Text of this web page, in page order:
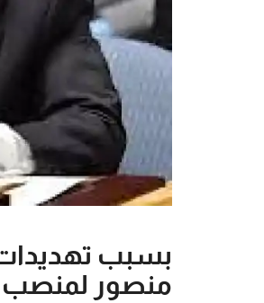
بسبب
منصور لمنصب